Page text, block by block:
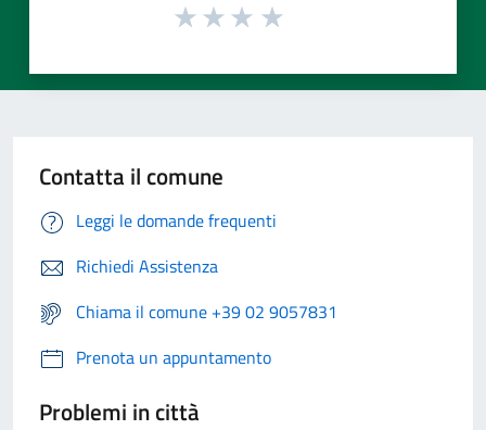
Contatta il comune
Leggi le domande frequenti
Richiedi Assistenza
Chiama il comune +39 02 9057831
Prenota un appuntamento
Problemi in città